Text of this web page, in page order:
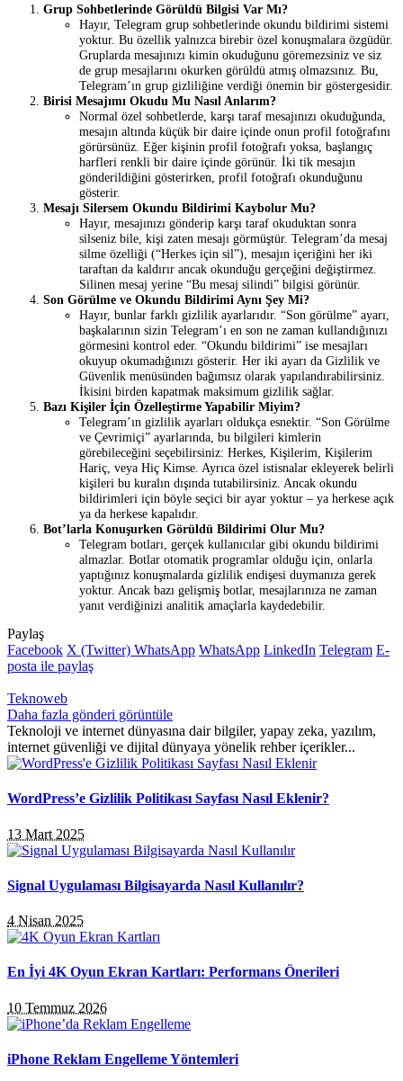
Grup Sohbetlerinde Görüldü Bilgisi Var Mı?
Hayır, Telegram grup sohbetlerinde okundu bildirimi sistemi
yoktur. Bu özellik yalnızca birebir özel konuşmalara özgüdür.
Gruplarda mesajınızı kimin okuduğunu göremezsiniz ve siz
de grup mesajlarını okurken görüldü atmış olmazsınız. Bu,
Telegram’ın grup gizliliğine verdiği önemin bir göstergesidir.
Birisi Mesajımı Okudu Mu Nasıl Anlarım?
Normal özel sohbetlerde, karşı taraf mesajınızı okuduğunda,
mesajın altında küçük bir daire içinde onun profil fotoğrafını
görürsünüz. Eğer kişinin profil fotoğrafı yoksa, başlangıç
harfleri renkli bir daire içinde görünür. İki tik mesajın
gönderildiğini gösterirken, profil fotoğrafı okunduğunu
gösterir.
Mesajı Silersem Okundu Bildirimi Kaybolur Mu?
Hayır, mesajınızı gönderip karşı taraf okuduktan sonra
silseniz bile, kişi zaten mesajı görmüştür. Telegram’da mesaj
silme özelliği (“Herkes için sil”), mesajın içeriğini her iki
taraftan da kaldırır ancak okunduğu gerçeğini değiştirmez.
Silinen mesaj yerine “Bu mesaj silindi” bilgisi görünür.
Son Görülme ve Okundu Bildirimi Aynı Şey Mi?
Hayır, bunlar farklı gizlilik ayarlarıdır. “Son görülme” ayarı,
başkalarının sizin Telegram’ı en son ne zaman kullandığınızı
görmesini kontrol eder. “Okundu bildirimi” ise mesajları
okuyup okumadığınızı gösterir. Her iki ayarı da Gizlilik ve
Güvenlik menüsünden bağımsız olarak yapılandırabilirsiniz.
İkisini birden kapatmak maksimum gizlilik sağlar.
Bazı Kişiler İçin Özelleştirme Yapabilir Miyim?
Telegram’ın gizlilik ayarları oldukça esnektir. “Son Görülme
ve Çevrimiçi” ayarlarında, bu bilgileri kimlerin
görebileceğini seçebilirsiniz: Herkes, Kişilerim, Kişilerim
Hariç, veya Hiç Kimse. Ayrıca özel istisnalar ekleyerek belirli
kişileri bu kuralın dışında tutabilirsiniz. Ancak okundu
bildirimleri için böyle seçici bir ayar yoktur – ya herkese açık
ya da herkese kapalıdır.
Bot’larla Konuşurken Görüldü Bildirimi Olur Mu?
Telegram botları, gerçek kullanıcılar gibi okundu bildirimi
almazlar. Botlar otomatik programlar olduğu için, onlarla
yaptığınız konuşmalarda gizlilik endişesi duymanıza gerek
yoktur. Ancak bazı gelişmiş botlar, mesajlarınıza ne zaman
yanıt verdiğinizi analitik amaçlarla kaydedebilir.
Paylaş
Facebook X (Twitter) WhatsApp WhatsApp LinkedIn Telegram E-
posta ile paylaş
Teknoweb
Daha fazla gönderi görüntüle
Teknoloji ve internet dünyasına dair bilgiler, yapay zeka, yazılım,
internet güvenliği ve dijital dünyaya yönelik rehber içerikler...
WordPress’e Gizlilik Politikası Sayfası Nasıl Eklenir?
13 Mart 2025
Signal Uygulaması Bilgisayarda Nasıl Kullanılır?
4 Nisan 2025
En İyi 4K Oyun Ekran Kartları: Performans Önerileri
10 Temmuz 2026
iPhone Reklam Engelleme Yöntemleri